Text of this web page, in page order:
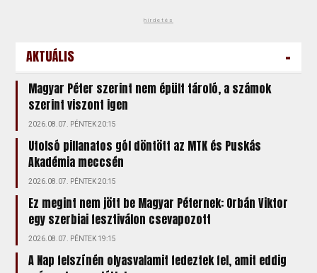
hirdetés
AKTUÁLIS -
Magyar Péter szerint nem épült tároló, a számok
szerint viszont igen
2026.08.07. PÉNTEK 20:15
Utolsó pillanatos gól döntött az MTK és Puskás
Akadémia meccsén
2026.08.07. PÉNTEK 20:15
Ez megint nem jött be Magyar Péternek: Orbán Viktor
egy szerbiai fesztiválon csevapozott
2026.08.07. PÉNTEK 19:15
A Nap felszínén olyasvalamit fedeztek fel, amit eddig